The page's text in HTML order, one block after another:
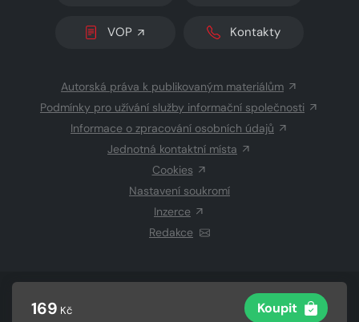
169 Kč Koupit
VOP Kontakty
Autorská práva k publikovaným materiálům
Podmínky pro užívání služby informační společnosti
Informace o zpracování osobních údajů
Jednotná kontaktní místa
Cookies
Nastavení soukromí
Inzerce
Redakce
CZECH NEWS CENTER a.s.a dodavatelé